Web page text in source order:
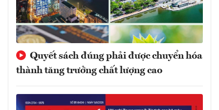
Quyết sách đúng phải được chuyển hóa
thành tăng trưởng chất lượng cao